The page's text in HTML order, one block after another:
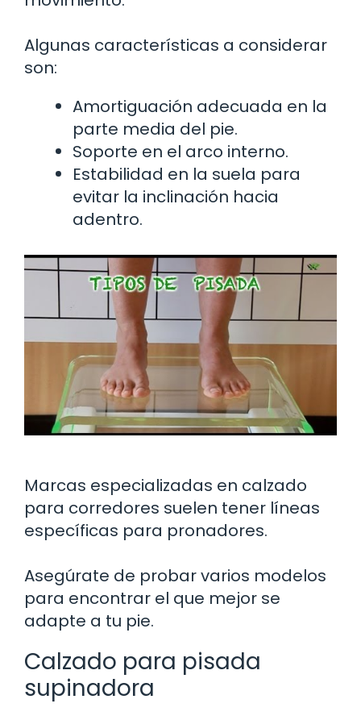
Algunas características a considerar
son:
Amortiguación adecuada en la
parte media del pie.
Soporte en el arco interno.
Estabilidad en la suela para
evitar la inclinación hacia
adentro.
Marcas especializadas en calzado
para corredores suelen tener líneas
específicas para pronadores.
Asegúrate de probar varios modelos
para encontrar el que mejor se
adapte a tu pie.
Calzado para pisada
supinadora